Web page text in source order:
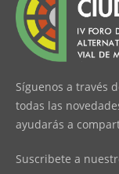
Síguenos a través
todas las
ayudarás a
Suscribete a